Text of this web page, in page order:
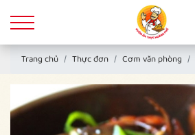
Trang chủ Thực đơn Cơm văn phòng